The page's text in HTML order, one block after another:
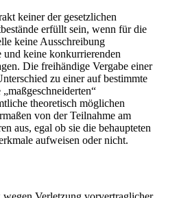
keiner der gesetzlichen
erfüllt sein, wenn für die
keine Ausschreibung
keine konkurrierenden
Die freihändige Vergabe einer
zu einer auf bestimmte
theoretisch möglichen
von der Teilnahme am
aus, egal ob sie die behaupteten
aufweisen oder nicht.